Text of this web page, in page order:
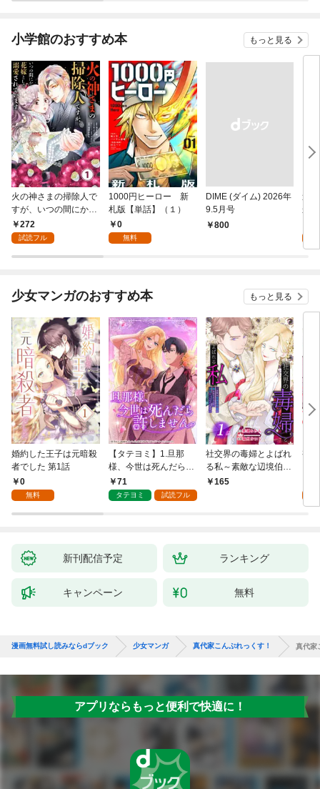
す。
小学館のおすすめ本 もっと見る
火の神さまの掃除人で
すが、いつの間にか花
嫁として溺愛されてい
ます【単話】（１）
272
試読フル
1000円ヒーロー 新
札版【単話】（１）
0
無料
DIME (ダイム) 2026年
9.5月号
￥800
追
か
れ
（
少女マンガのおすすめ本 もっと見る
婚約した王子は元暗殺
者でした 第1話
0
無料
【タテヨミ】1.旦那
様、今世は死んだら許
しません
71
タテヨミ 試読フル
社交界の毒婦とよばれ
る私～素敵な辺境伯令
息に腕を折られたの
165
視
新刊配信予定 ランキング
キャンペーン 無料
漫画無料試し読みならdブック 少女マンガ 真代家こんぷれっくす！ 真代家
アプリならもっと便利で快適に！